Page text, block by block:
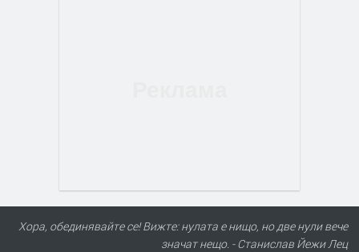
Хора, обединявайте се! Вижте: нулата е нищо, но две нули вече
значат нещо. - Станислав Йежи Лец